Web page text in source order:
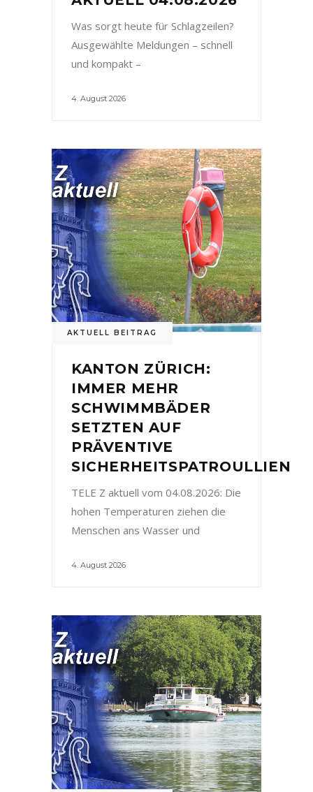
Was sorgt heute für Schlagzeilen?
Ausgewählte Meldungen – schnell
und kompakt –
4. August 2026
AKTUELL BEITRAG
KANTON ZÜRICH:
IMMER MEHR
SCHWIMMBÄDER
SETZTEN AUF
PRÄVENTIVE
SICHERHEITSPATROULLIEN
TELE Z aktuell vom 04.08.2026: Die
hohen Temperaturen ziehen die
Menschen ans Wasser und
4. August 2026